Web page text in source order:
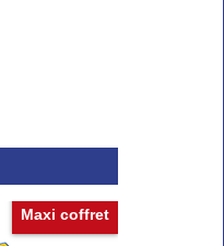
Maxi coffret